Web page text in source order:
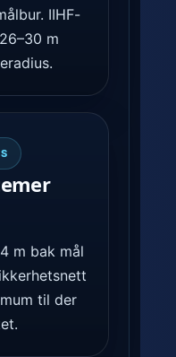
IIHF-
m
m bak mål
til der